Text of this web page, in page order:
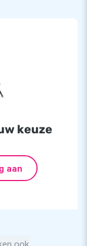
keuze
aan